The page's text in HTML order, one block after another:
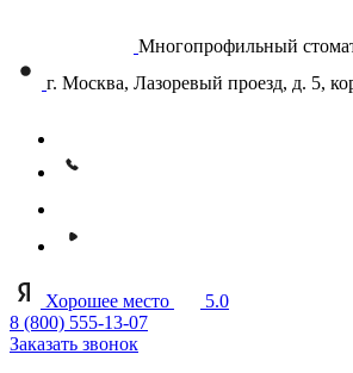
Многопрофильный
г. Москва, Лазоревый проезд, д. 5,
Хорошее место
5.0
8 (800) 555-13-07
Заказать звонок